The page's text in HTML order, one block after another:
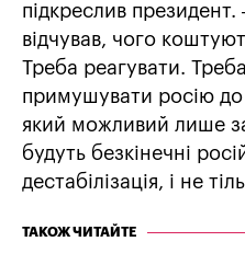
підкреслив
відчував, чого
Треба реагувати.
примушувати росію
який можливий лише
будуть безкінечні
дестабілізація, і не
ТАКОЖ ЧИТАЙТЕ